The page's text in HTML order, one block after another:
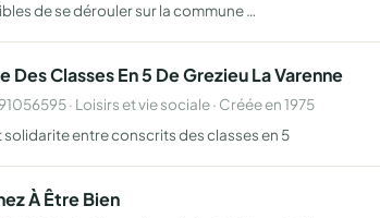
de se dérouler sur la commune …
Des Classes En 5 De Grezieu La Varenne
· Loisirs et vie sociale · Créée en 1975
solidarite entre conscrits des classes en 5
À Être Bien